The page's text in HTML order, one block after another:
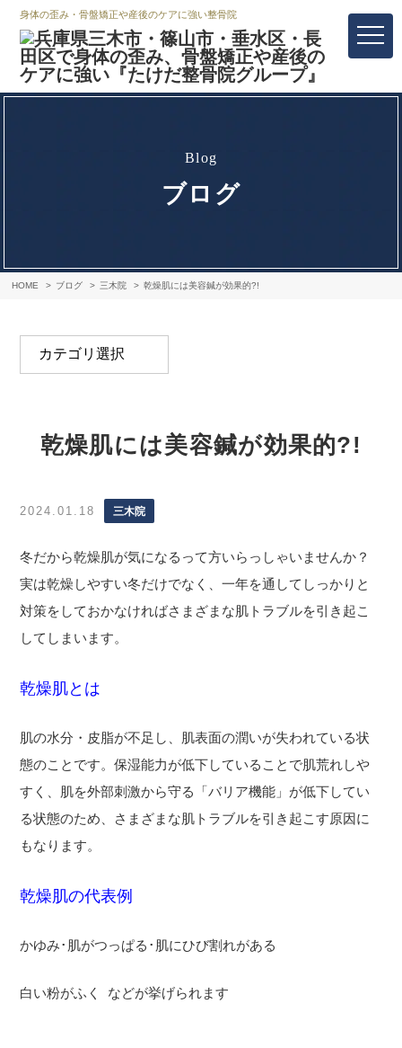
身体の歪み・骨盤矯正や産後のケアに強い整骨院
blog
ブログ
HOME ブログ 三木院 乾燥肌には美容鍼が効果的?!
乾燥肌には美容鍼が効果的?!
2024.01.18 三木院
冬だから乾燥肌が気になるって方いらっしゃいませんか？
実は乾燥しやすい冬だけでなく、一年を通してしっかりと
対策をしておかなければさまざまな肌トラブルを引き起こ
してしまいます。
乾燥肌とは
肌の水分・皮脂が不足し、肌表面の潤いが失われている状
態のことです。保湿能力が低下していることで肌荒れしや
すく、肌を外部刺激から守る「バリア機能」が低下してい
る状態のため、さまざまな肌トラブルを引き起こす原因に
もなります。
乾燥肌の代表例
かゆみ･肌がつっぱる･肌にひび割れがある
白い粉がふく などが挙げられます